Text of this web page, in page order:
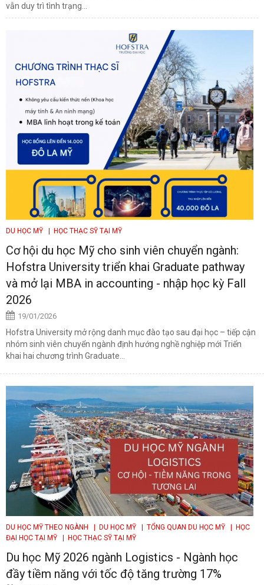
vẫn duy trì tình trạng...
DU HỌC MỸ | HỌC THẠC SỸ TẠI MỸ
Cơ hội du học Mỹ cho sinh viên chuyển ngành:
Hofstra University triển khai Graduate pathway
và mở lại MBA in accounting - nhập học kỳ Fall
2026
19/01/2026
Hofstra University mở rộng danh mục đào tạo sau đại học – tiếp cận
nhóm sinh viên chuyển ngành định hướng nghề nghiệp mới Triển
khai hai chương trình Graduate...
DU HỌC MỸ THEO NGÀNH | DU HỌC MỸ | TỔNG QUAN DU HỌC MỸ
| HỌC
ĐẠI HỌC TẠI MỸ
| HỌC THẠC SỸ TẠI MỸ
Du học Mỹ 2026 ngành Logistics - Ngành học
đầy tiềm năng với tốc độ tăng trường 17%